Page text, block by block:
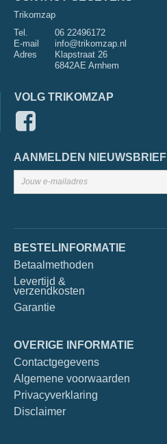
Trikomzap
Tel.
06 22496172
E-mail
info@trikomzap.nl
Adres
Klapstraat 26
6842AE Arnhem
VOLG TRIKOMZAP
AANMELDEN NIEUWSBRIEF
BESTELINFORMATIE
Betaalmethoden
Levertijd &
verzendkosten
Garantie
OVERIGE INFORMATIE
Contactgegevens
Algemene voorwaarden
Privacyverklaring
Disclaimer